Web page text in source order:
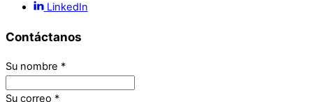
LinkedIn
Contáctanos
Su nombre *
Su correo *